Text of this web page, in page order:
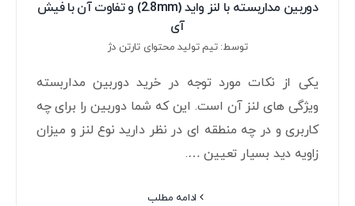
دوربین مداربسته با لنز واید (2.8mm) و تفاوت آن با فیش
آی
توسط: تیم تولید محتوای تارتن دژ
یکی از نکات مورد توجه در خرید دوربین مداربسته
ویژگی های لنز آن است. این که شما دوربین را برای چه
کاربری و در چه منطقه ای در نظر دارید نوع لنز و میزان
زاویه دید بسیار تعیین ….
ادامه مطلب